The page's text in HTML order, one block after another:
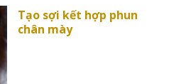
Tạo sợi kết hợp phun
chân mày